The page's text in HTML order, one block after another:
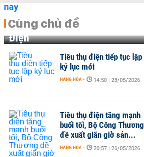
Cùng chủ đề
Điện
Tiêu thụ điện tiếp tục lập
kỷ lục mới
HÀNG HÓA - 14:50 | 28/05/2026
Tiêu thụ điện tăng mạnh
buổi tối, Bộ Công Thương
đề xuất giãn giờ sản...
HÀNG HÓA - 20:57 | 26/05/2026